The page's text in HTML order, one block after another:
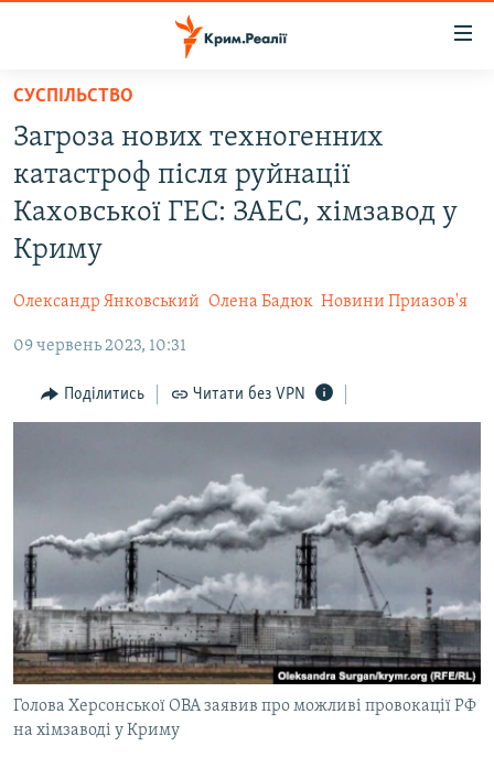
Перейти
основного
матеріалу
Перейти
до
основної
Перейти
до
ВОДА.КРИМ
ВІДЕО ТА ФОТО
ПОЛІТИКА
ПОГЛЯД
ІНТЕРВ'Ю
ВСЕ ЗА ДЕНЬ
ВІДЕОУРОКИ «ELIFBE»
СВІДЧЕННЯ ОКУПАЦІЇ
УКРАЇНСЬКА ПРОБЛЕМА КРИМУ
ІНФОГРАФІКА
ЯК ОБІЙТИ БЛОКУВАННЯ
Русский
Qırımtatar
ДОЛУЧАЙСЯ!
Усі сайти RFE/RL
СУСПІЛЬСТВО
Загроза нових техногенних
катастроф після руйнації
Каховської ГЕС: ЗАЕС, хімзавод у
Криму
Олександр Янковський Олена Бадюк Новини Приазов'я
09 червень 2023, 10:31
Поділитись Читати без VPN
Голова Херсонської ОВА заявив про можливі провокації РФ
на хімзаводі у Криму